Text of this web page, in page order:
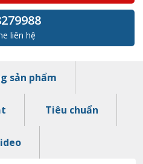
liên hệ
sản phẩm
Tiêu chuẩn